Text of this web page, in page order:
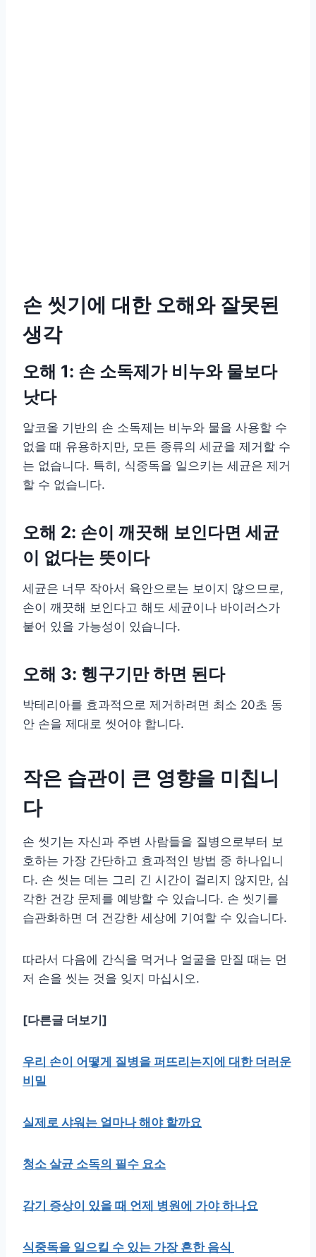
손 씻기에 대한 오해와 잘못된
생각
오해 1: 손 소독제가 비누와 물보다
낫다
알코올 기반의 손 소독제는 비누와 물을 사용할 수
없을 때 유용하지만, 모든 종류의 세균을 제거할 수
는 없습니다. 특히, 식중독을 일으키는 세균은 제거
할 수 없습니다.
오해 2: 손이 깨끗해 보인다면 세균
이 없다는 뜻이다
세균은 너무 작아서 육안으로는 보이지 않으므로,
손이 깨끗해 보인다고 해도 세균이나 바이러스가
붙어 있을 가능성이 있습니다.
오해 3: 헹구기만 하면 된다
박테리아를 효과적으로 제거하려면 최소 20초 동
안 손을 제대로 씻어야 합니다.
작은 습관이 큰 영향을 미칩니
다
손 씻기는 자신과 주변 사람들을 질병으로부터 보
호하는 가장 간단하고 효과적인 방법 중 하나입니
다. 손 씻는 데는 그리 긴 시간이 걸리지 않지만, 심
각한 건강 문제를 예방할 수 있습니다. 손 씻기를
습관화하면 더 건강한 세상에 기여할 수 있습니다.
따라서 다음에 간식을 먹거나 얼굴을 만질 때는 먼
저 손을 씻는 것을 잊지 마십시오.
[다른글 더보기]
우리 손이 어떻게 질병을 퍼뜨리는지에 대한 더러운
비밀
실제로 샤워는 얼마나 해야 할까요
청소 살균 소독의 필수 요소
감기 증상이 있을 때 언제 병원에 가야 하나요
식중독을 일으킬 수 있는 가장 흔한 음식